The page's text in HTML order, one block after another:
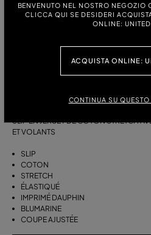
BENVENUTO NEL NOSTRO NEGOZIO
CLICCA QUI SE DESIDERI
ONLINE: UNITED
ACQUISTA ONLINE:
CONTINUA SU
BLANC
M L XL
SLIP EN JERSEY DE COTON STRETCH
ET VOLANTS
SLIP
COTON
STRETCH
ÉLASTIQUÉ
IMPRIMÉ DAUPHIN
BLUMARINE
COUPE AJUSTÉE